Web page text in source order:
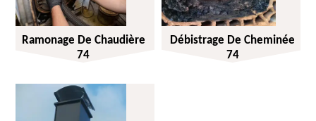
Ramonage De Chaudière
74
Débistrage De Cheminée
74